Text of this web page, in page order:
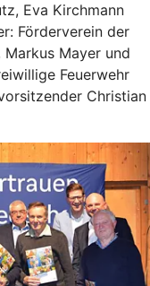
Eva Kirchmann
Förderverein der
Mayer und
Feuerwehr
Christian